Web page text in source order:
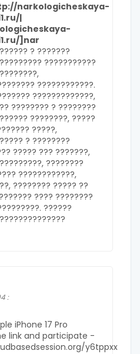
narkologicheskaya-
|
]nar
? ???????
???????????
????????????.
?????????????,
???????? ? ????????
????????, ?????
?????,
? ????????
????? ??? ???????,
????????
????????????,
???????? ????? ??
???? ????????
??????
:
iPhone 17 Pro
link and participate -
y6tppxx